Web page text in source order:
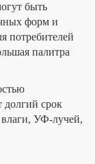
быть
форм и
потребителей
палитра
срок
УФ-лучей,